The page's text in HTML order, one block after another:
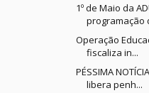
1º de Maio da
programação
Operação
fiscaliza in...
PÉSSIMA
libera penh...